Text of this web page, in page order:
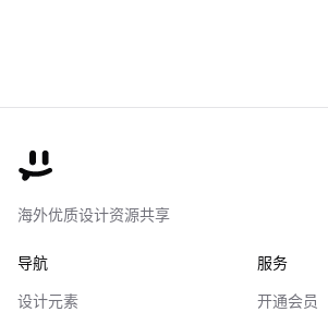
海外优质设计资源共享
导航
设计元素
服务
开通会员